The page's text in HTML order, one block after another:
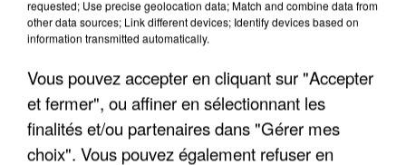
UN SECOND CADRE DE LA DZ MAFIA
INTERPELLÉ EN ALGÉRIE
requested; Use precise geolocation data; Match and combine data from
other data sources; Link different devices; Identify devices based on
information transmitted automatically.
Vous pouvez accepter en cliquant sur "Accepter
et fermer", ou affiner en sélectionnant les
finalités et/ou partenaires dans "Gérer mes
choix". Vous pouvez également refuser en